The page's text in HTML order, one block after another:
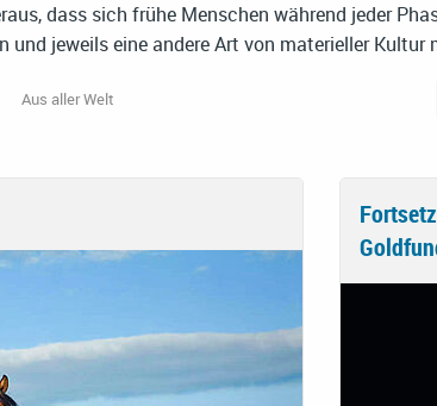
dass sich frühe Menschen während jeder
und jeweils eine andere Art von materieller Kultur
Aus aller Welt